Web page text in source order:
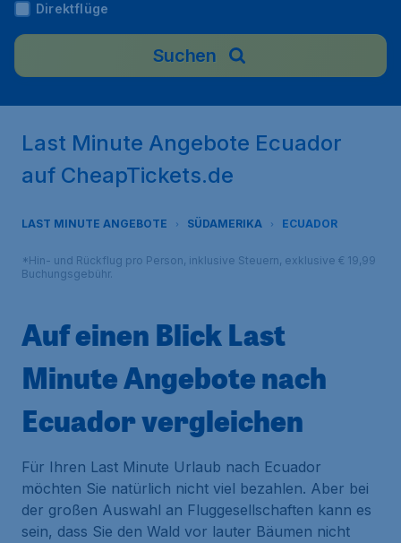
Direktflüge
Suchen
Last Minute Angebote Ecuador
auf CheapTickets.de
LAST MINUTE ANGEBOTE SÜDAMERIKA ECUADOR
*Hin- und Rückflug pro Person, inklusive Steuern, exklusive € 19,99
Buchungsgebühr.
Auf einen Blick Last
Minute Angebote nach
Ecuador vergleichen
Für Ihren Last Minute Urlaub nach Ecuador
möchten Sie natürlich nicht viel bezahlen. Aber bei
der großen Auswahl an Fluggesellschaften kann es
sein, dass Sie den Wald vor lauter Bäumen nicht